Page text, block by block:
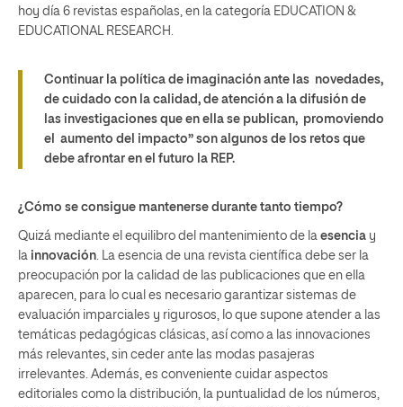
hoy día 6 revistas españolas, en la categoría EDUCATION &
EDUCATIONAL RESEARCH.
Continuar la política de imaginación ante las novedades,
de cuidado con la calidad, de atención a la difusión de
las investigaciones que en ella se publican, promoviendo
el aumento del impacto” son algunos de los retos que
debe afrontar en el futuro la REP.
¿Cómo se consigue mantenerse durante tanto tiempo?
Quizá mediante el equilibro del mantenimiento de la esencia y
la innovación. La esencia de una revista científica debe ser la
preocupación por la calidad de las publicaciones que en ella
aparecen, para lo cual es necesario garantizar sistemas de
evaluación imparciales y rigurosos, lo que supone atender a las
temáticas pedagógicas clásicas, así como a las innovaciones
más relevantes, sin ceder ante las modas pasajeras
irrelevantes. Además, es conveniente cuidar aspectos
editoriales como la distribución, la puntualidad de los números,